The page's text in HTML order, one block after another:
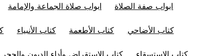
ابواب صفة الصلاة ابواب صلاة الجماعة والإمامة
كتاب الأضاحي كتاب الأطعمة كتاب الأنبياء
كتاب الاستسقاء كتاب الاستقراض وأداء الديون